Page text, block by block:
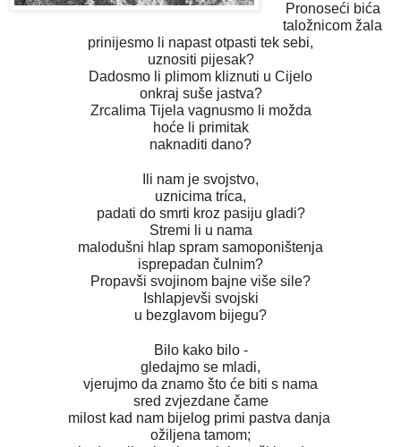
Pronoseći bića
taložnicom žala
prinijesmo li napast otpasti tek sebi,
uznositi pijesak?
Dadosmo li plimom kliznuti u Cijelo
onkraj suše jastva?
Zrcalima Tijela vagnusmo li možda
hoće li primitak
naknaditi dano?
Ili nam je svojstvo,
uznicima tríca,
padati do smrti kroz pasiju gladi?
Stremi li u nama
malodušni hlap spram samoponištenja
isprepadan čulnim?
Propavši svojinom bajne više sile?
Ishlapjevši svojski
u bezglavom bijegu?
Bilo kako bilo -
gledajmo se mladi,
vjerujmo da znamo što će biti s nama
sred zvjezdane čame
milost kad nam bijelog primi pastva danja
ožiljena tamom;